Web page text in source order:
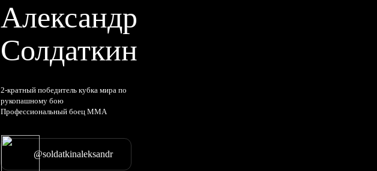
Александр
Солдаткин
2-кратный победитель кубка мира по
рукопашному бою
Профессиональный боец ММА
@soldatkinaleksandr